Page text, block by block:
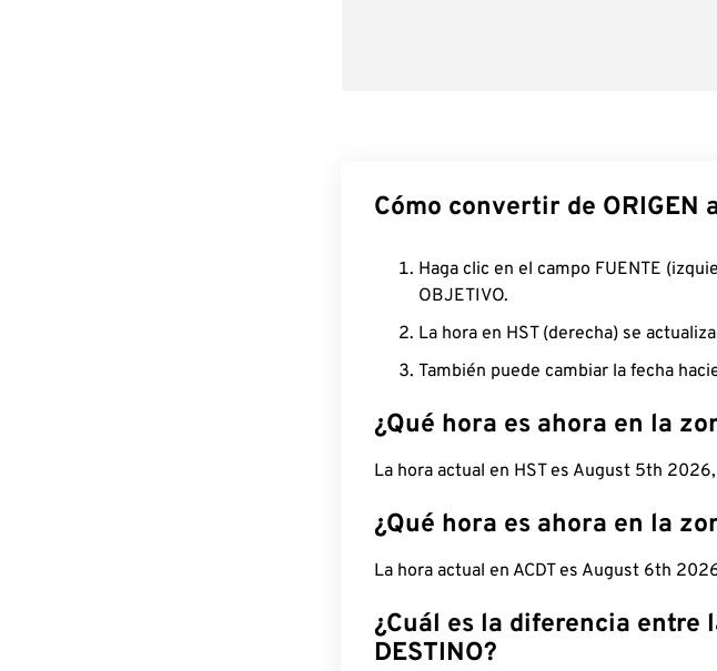
Cómo convertir de ORIGEN
Haga clic en el campo FUENTE
OBJETIVO.
La hora en HST (derecha) se
También puede cambiar la fecha
¿Qué hora es ahora en la
La hora actual en HST es August 5th 2026,
¿Qué hora es ahora en la
La hora actual en ACDT es August 6th
¿Cuál es la diferencia entre
DESTINO?